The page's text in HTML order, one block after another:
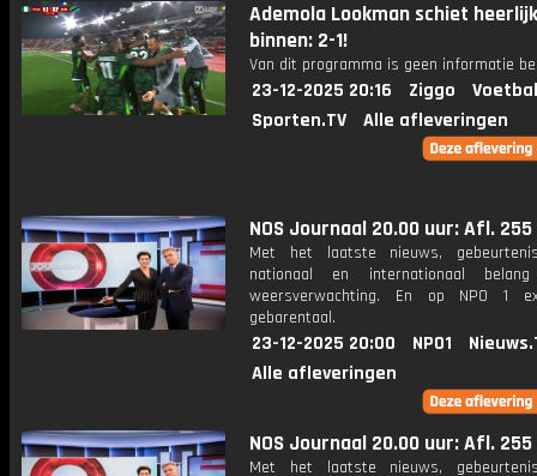
Ademola Lookman schiet heerlijk
binnen: 2-1!
Van dit programma is geen informatie
23-12-2025 20:16 Ziggo
Sporten.TV
Alle afleveringen
NOS Journaal 20.00 uur: Afl. 255
Met het laatste nieuws,
nationaal en internationaal
weersverwachting. En op NPO 1
gebarentaal.
23-12-2025 20:00 NPO1
Alle afleveringen
NOS Journaal 20.00 uur: Afl. 255
Met het laatste nieuws,